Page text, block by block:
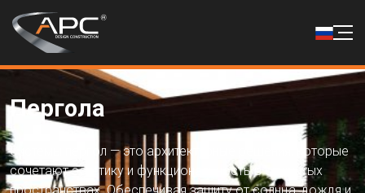
Пергола
Системы пергол — это архитектурные решения, которые
сочетают эстетику и функциональность в открытых